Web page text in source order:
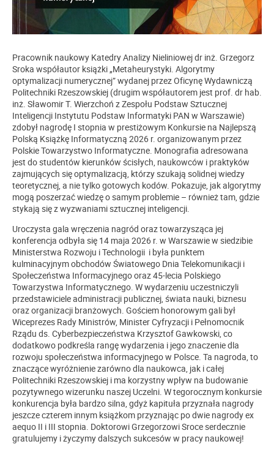
Pracownik naukowy Katedry Analizy Nieliniowej dr inż. Grzegorz
Sroka współautor książki „Metaheurystyki. Algorytmy
optymalizacji numerycznej” wydanej przez Oficynę Wydawniczą
Politechniki Rzeszowskiej (drugim współautorem jest prof. dr hab.
inż. Sławomir T. Wierzchoń z Zespołu Podstaw Sztucznej
Inteligencji Instytutu Podstaw Informatyki PAN w Warszawie)
zdobył nagrodę I stopnia w prestiżowym Konkursie na Najlepszą
Polską Książkę Informatyczną 2026 r. organizowanym przez
Polskie Towarzystwo Informatyczne. Monografia adresowana
jest do studentów kierunków ścisłych, naukowców i praktyków
zajmujących się optymalizacją, którzy szukają solidnej wiedzy
teoretycznej, a nie tylko gotowych kodów. Pokazuje, jak algorytmy
mogą poszerzać wiedzę o samym problemie – również tam, gdzie
stykają się z wyzwaniami sztucznej inteligencji.
Uroczysta gala wręczenia nagród oraz towarzysząca jej
konferencja odbyła się 14 maja 2026 r. w Warszawie w siedzibie
Ministerstwa Rozwoju i Technologii i była punktem
kulminacyjnym obchodów Światowego Dnia Telekomunikacji i
Społeczeństwa Informacyjnego oraz 45-lecia Polskiego
Towarzystwa Informatycznego. W wydarzeniu uczestniczyli
przedstawiciele administracji publicznej, świata nauki, biznesu
oraz organizacji branżowych. Gościem honorowym gali był
Wiceprezes Rady Ministrów, Minister Cyfryzacji i Pełnomocnik
Rządu ds. Cyberbezpieczeństwa Krzysztof Gawkowski, co
dodatkowo podkreśla rangę wydarzenia i jego znaczenie dla
rozwoju społeczeństwa informacyjnego w Polsce. Ta nagroda, to
znaczące wyróżnienie zarówno dla naukowca, jak i całej
Politechniki Rzeszowskiej i ma korzystny wpływ na budowanie
pozytywnego wizerunku naszej Uczelni. W tegorocznym konkursie
konkurencja była bardzo silna, gdyż kapituła przyznała nagrody
jeszcze czterem innym książkom przyznając po dwie nagrody ex
aequo II i III stopnia. Doktorowi Grzegorzowi Sroce serdecznie
gratulujemy i życzymy dalszych sukcesów w pracy naukowej!